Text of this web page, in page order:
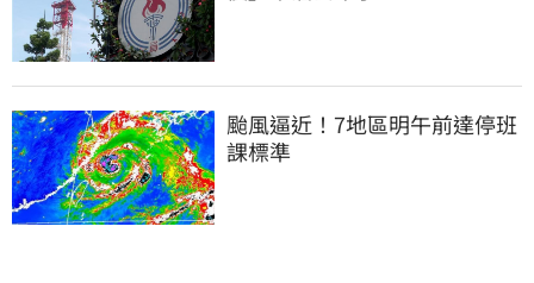
颱風逼近！7地區明午前達停班
課標準